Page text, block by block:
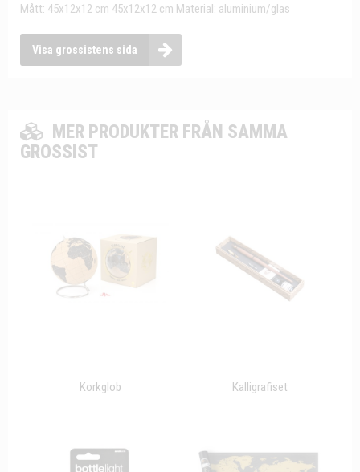
Mått: 45x12x12 cm 45x12x12 cm Material: aluminium/glas
Visa grossistens sida
MER PRODUKTER FRÅN SAMMA
GROSSIST
Korkglob Kalligrafiset